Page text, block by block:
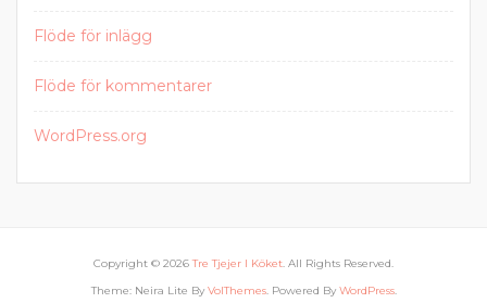
Flöde för inlägg
Flöde för kommentarer
WordPress.org
Copyright © 2026Tre Tjejer I Köket. All Rights Reserved.
Theme: Neira Lite By VolThemes. Powered By WordPress.